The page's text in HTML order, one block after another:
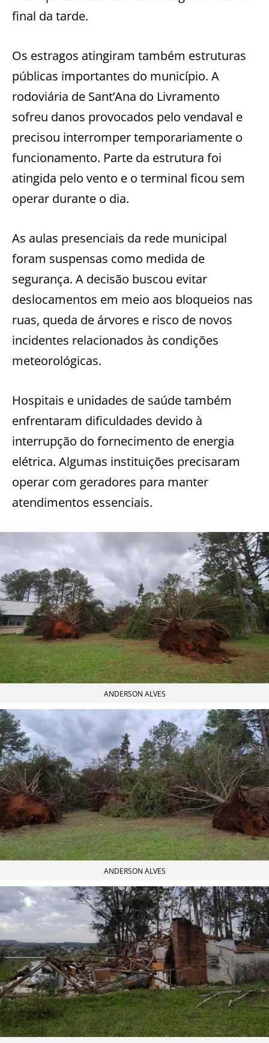
final da tarde.
Os estragos atingiram também estruturas
públicas importantes do município. A
rodoviária de Sant’Ana do Livramento
sofreu danos provocados pelo vendaval e
precisou interromper temporariamente o
funcionamento. Parte da estrutura foi
atingida pelo vento e o terminal ficou sem
operar durante o dia.
As aulas presenciais da rede municipal
foram suspensas como medida de
segurança. A decisão buscou evitar
deslocamentos em meio aos bloqueios nas
ruas, queda de árvores e risco de novos
incidentes relacionados às condições
meteorológicas.
Hospitais e unidades de saúde também
enfrentaram dificuldades devido à
interrupção do fornecimento de energia
elétrica. Algumas instituições precisaram
operar com geradores para manter
atendimentos essenciais.
ANDERSON ALVES
ANDERSON ALVES